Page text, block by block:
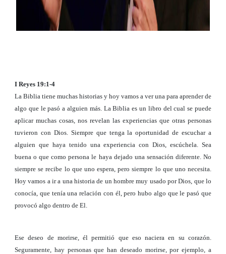
I Reyes 19:1-4
La Biblia tiene muchas historias y hoy vamos a ver una para aprender de
algo que le pasó a alguien más. La Biblia es un libro del cual se puede
aplicar muchas cosas, nos revelan las experiencias que otras personas
tuvieron con Dios. Siempre que tenga la oportunidad de escuchar a
alguien que haya tenido una experiencia con Dios, escúchela. Sea
buena o que como persona le haya dejado una sensación diferente. No
siempre se recibe lo que uno espera, pero siempre lo que uno necesita.
Hoy vamos a ir a una historia de un hombre muy usado por Dios, que lo
conocía, que tenía una relación con él, pero hubo algo que le pasó que
provocó algo dentro de El.
Ese deseo de morirse, él permitió que eso naciera en su corazón.
Seguramente, hay personas que han deseado morirse, por ejemplo, a